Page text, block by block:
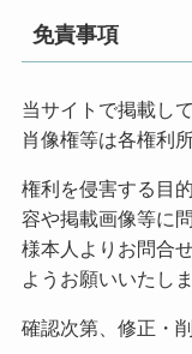
免責事項
当サイトで掲載し
肖像権等は各権利
権利を侵害する目
容や掲載画像等に
様本人よりお問合
ようお願いいたしま
確認次第、修正・